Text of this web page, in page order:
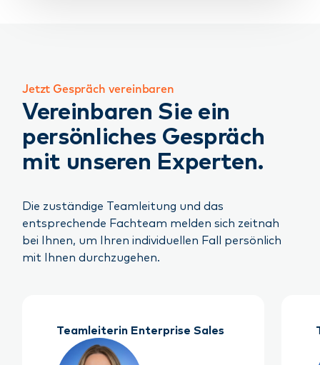
Jetzt Gespräch vereinbaren
Vereinbaren Sie ein
persönliches Gespräch
mit unseren Experten.
Die zuständige Teamleitung und das
entsprechende Fachteam melden sich zeitnah
bei Ihnen, um Ihren individuellen Fall persönlich
mit Ihnen durchzugehen.
Teamleiterin Enterprise Sales